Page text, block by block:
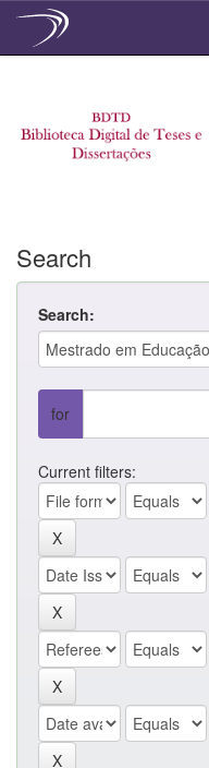
Search
Search:
for
Current filters: